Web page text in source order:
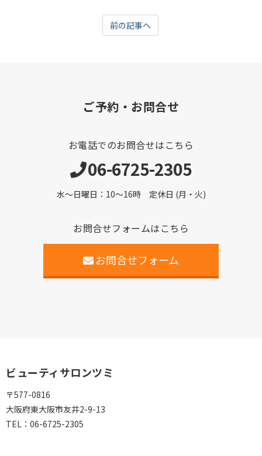
前の記事へ
ご予約・お問合せ
お電話でのお問合せはこちら
06-6725-2305
水～日曜日：10～16時 定休日 (月・火)
お問合せフォームはこちら
お問合せフォーム
ビューティサロンツミ
〒577-0816
大阪府東大阪市友井2-9-13
TEL： 06-6725-2305